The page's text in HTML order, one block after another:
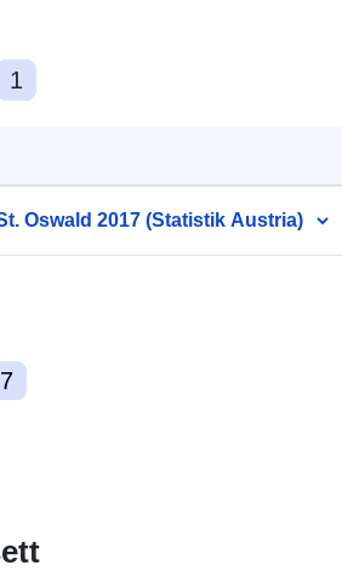
1
Oswald 2017 (Statistik Austria)
7